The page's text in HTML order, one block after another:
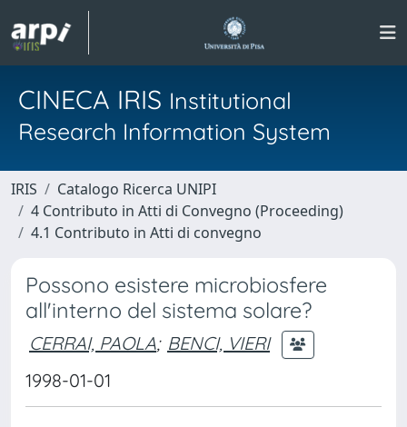
CINECA IRIS Institutional
Research Information System
IRIS
Catalogo Ricerca UNIPI
4 Contributo in Atti di Convegno (Proceeding)
4.1 Contributo in Atti di convegno
Possono esistere microbiosfere
all'interno del sistema solare?
CERRAI, PAOLA; BENCI, VIERI
1998-01-01